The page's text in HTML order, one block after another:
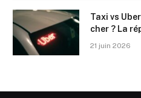
Taxi vs
cher ? La
21 juin 2026